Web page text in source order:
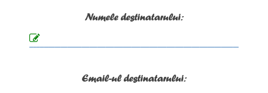
Numele destinatarului:
Email-ul destinatarului: